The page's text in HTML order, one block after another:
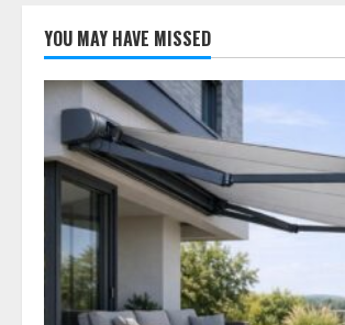
YOU MAY HAVE MISSED